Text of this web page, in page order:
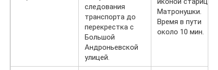
следования
транспорта до
перекрестка с
Большой
Андроньевской
улицей.
Матронушки.
Время в пути
около 10 мин.